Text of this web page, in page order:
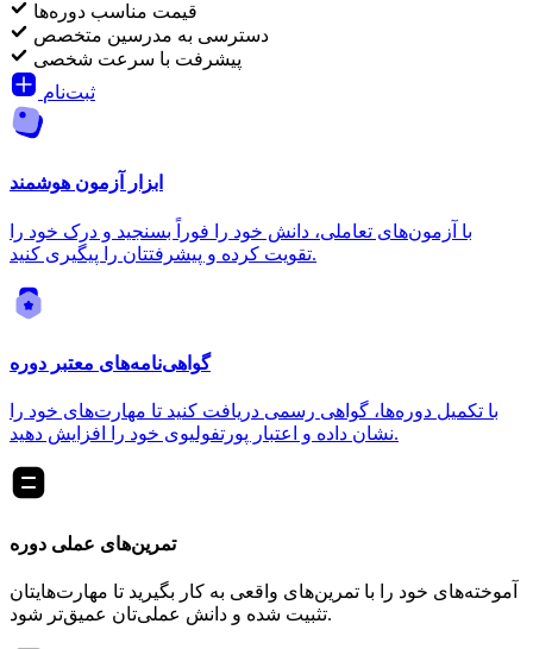
قیمت مناسب دوره‌ها
دسترسی به مدرسین متخصص
پیشرفت با سرعت شخصی
ثبت‌نام
ابزار آزمون هوشمند
با آزمون‌های تعاملی، دانش خود را فوراً بسنجید و درک خود را
تقویت کرده و پیشرفتتان را پیگیری کنید.
گواهی‌نامه‌های معتبر دوره
با تکمیل دوره‌ها، گواهی رسمی دریافت کنید تا مهارت‌های خود را
نشان داده و اعتبار پورتفولیوی خود را افزایش دهید.
تمرین‌های عملی دوره
آموخته‌های خود را با تمرین‌های واقعی به کار بگیرید تا مهارت‌هایتان
تثبیت شده و دانش عملی‌تان عمیق‌تر شود.